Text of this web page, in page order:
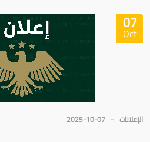
07
Oct
الإعلانات 2025-10-07